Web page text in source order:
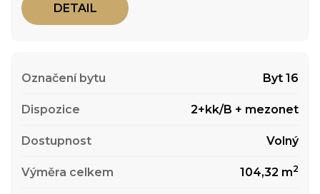
DETAIL
Byt 16
2+kk/B + mezonet
Volný
104,32 m2